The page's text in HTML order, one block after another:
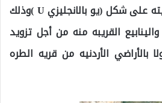
مدينة داعل، وتكون بدايته على شكل (يو بالانجليزي U )وذلك
القريبه منه من أجل تزويد
بالأراضي الأردنيه من قريه الطره